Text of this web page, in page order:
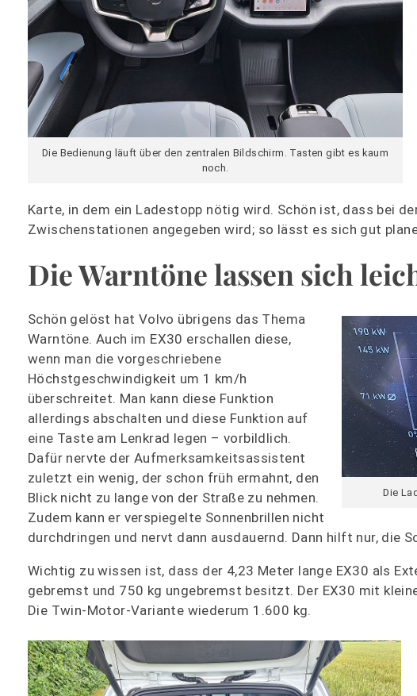
Die Bedienung läuft über den zentralen Bildschirm. Tasten gibt es kaum
noch.
Karte, in dem ein Ladestopp nötig wird. Schön ist, dass bei
Zwischenstationen angegeben wird; so lässt es sich gut
Die Warntöne lassen sich
Die
Schön gelöst hat Volvo übrigens das Thema
Warntöne. Auch im EX30 erschallen diese,
wenn man die vorgeschriebene
Höchstgeschwindigkeit um 1 km/h
überschreitet. Man kann diese Funktion
allerdings abschalten und diese Funktion auf
eine Taste am Lenkrad legen – vorbildlich.
Dafür nervte der Aufmerksamkeitsassistent
zuletzt ein wenig, der schon früh ermahnt, den
Blick nicht zu lange von der Straße zu nehmen.
Zudem kann er verspiegelte Sonnenbrillen nicht
durchdringen und nervt dann ausdauernd. Dann hilft nur, die
Wichtig zu wissen ist, dass der 4,23 Meter lange EX30 als
gebremst und 750 kg ungebremst besitzt. Der EX30 mit
Die Twin-Motor-Variante wiederum 1.600 kg.